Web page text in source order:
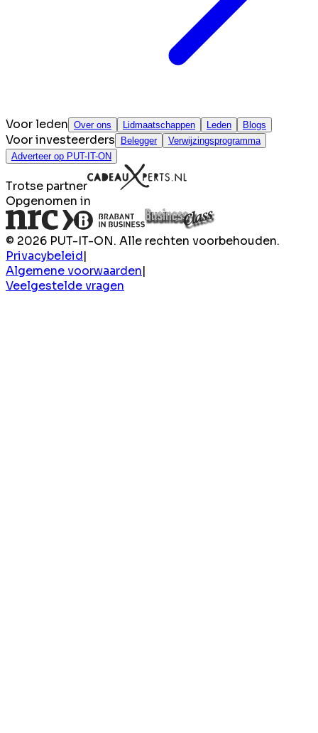
Voor leden Over ons Lidmaatschappen Leden Blogs
Voor investeerders Belegger
Verwijzingsprogramma
Adverteer op PUT-IT-ON
Trotse partner
Opgenomen in
© 2026 PUT-IT-ON. Alle rechten voorbehouden.
Privacybeleid|
Algemene voorwaarden|
Veelgestelde vragen